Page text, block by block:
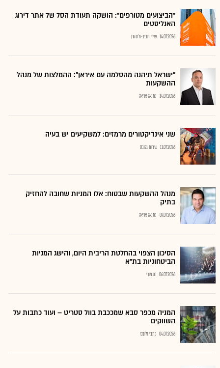
"הביצועים מטורפים": הושקה תעודת הסל של אתר דירוג
האנליסטים
14.07.2026 שירי חביב-ולדהורן
"ישראל תיהנה מהסלמה עם איראן": ההמלצות של מנהל
ההשקעות
14.07.2026 נתנאל אריאל
שני אינדיקטורים מרמזים: למשקיעים יש בעיה
11.07.2026 שירות גלובס
מנהל ההשקעות שבטוח: אלו המניות שחובה להחזיק
בתיק
07.07.2026 נתנאל אריאל
הסיכון הצפוי בהחלטת הריבית היום, והישג המניות
הביטחוניות בת"א
06.07.2026 רם מורי
המניה מכפר סבא שמככבת בוול סטריט – ועוד כתבות על
השווקים
04.07.2026 כתבי גלובס